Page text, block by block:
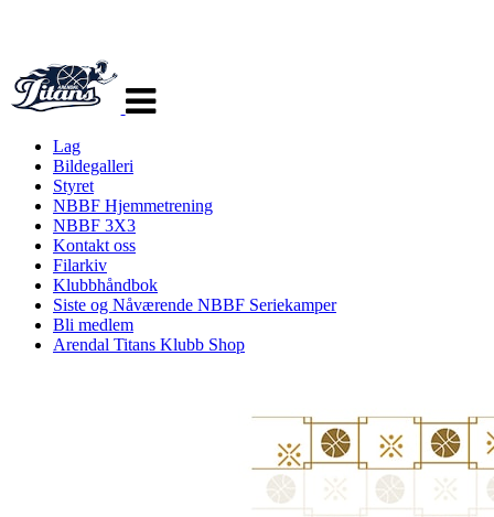
navigasjon
Lag
Bildegalleri
Styret
NBBF Hjemmetrening
NBBF 3X3
Kontakt oss
Filarkiv
Klubbhåndbok
Siste og Nåværende NBBF Seriekamper
Bli medlem
Arendal Titans Klubb Shop